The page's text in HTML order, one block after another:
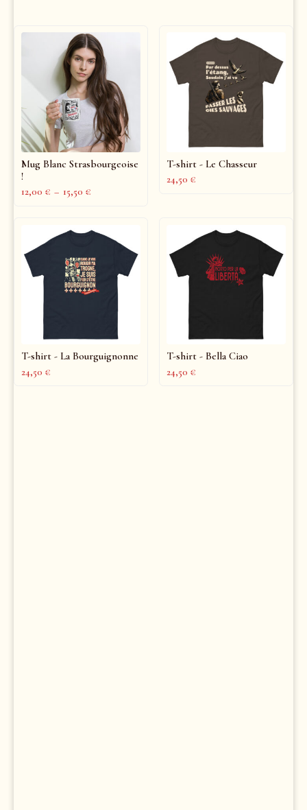
Mug Blanc Strasbourgeoise
!
12,00 € – 15,50 €
T-shirt - Le Chasseur
24,50 €
T-shirt - La Bourguignonne
24,50 €
T-shirt - Bella Ciao
24,50 €